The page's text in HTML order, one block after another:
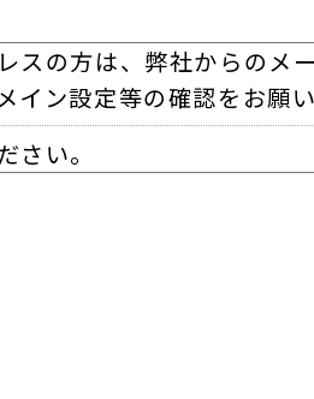
スの方は、弊社からの
イン設定等の確認をお願
さい。